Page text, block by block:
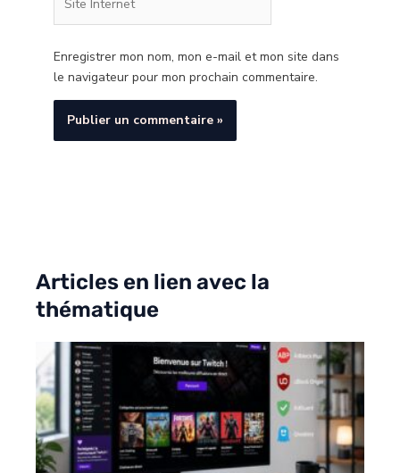
Internet
Enregistrer mon nom, mon e-mail et mon site dans
le navigateur pour mon prochain commentaire.
Articles en lien avec la
thématique